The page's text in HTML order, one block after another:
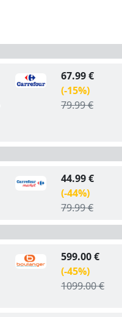
67.99 €
(-15%)
79.99 €
44.99 €
(-44%)
79.99 €
599.00 €
(-45%)
1099.00 €